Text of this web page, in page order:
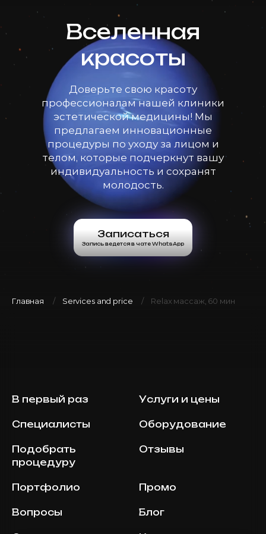
Вселенная
красоты
Доверьте свою красоту
профессионалам нашей клиники
эстетической медицины! Мы
предлагаем инновационные
процедуры по уходу за лицом и
телом, которые подчеркнут вашу
индивидуальность и сохранят
молодость.
Записаться
Запись ведется в чате WhatsApp
Главная Services and price Relax массаж, 60 мин
В первый раз Услуги и цены
Специалисты Оборудование
Подобрать
процедуру
Отзывы
Портфолио Промо
Вопросы Блог